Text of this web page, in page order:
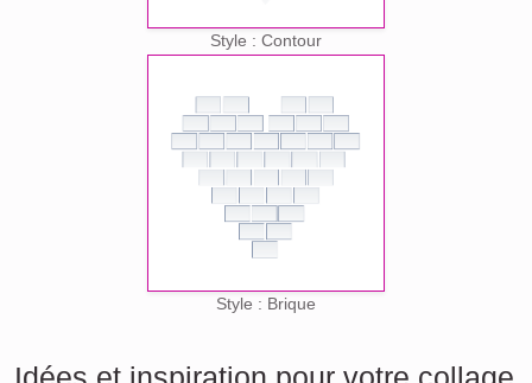
Style : Contour
Style : Brique